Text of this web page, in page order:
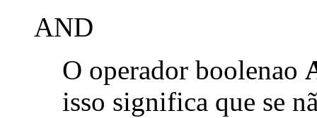
AND
O operador boolenao
isso significa que se